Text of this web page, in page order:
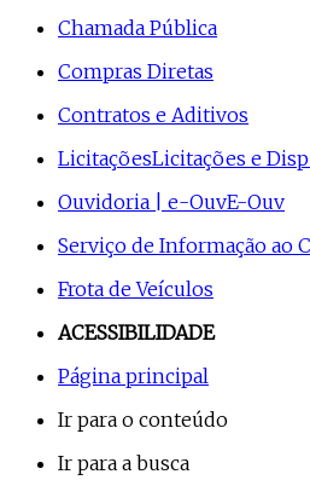
Chamada Pública
Compras Diretas
Contratos e Aditivos
LicitaçõesLicitações e
Ouvidoria | e-OuvE-Ouv
Serviço de Informação ao
Frota de Veículos
ACESSIBILIDADE
Página principal
Ir para o conteúdo
Ir para a busca